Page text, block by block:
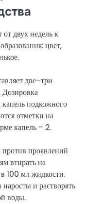
двух недель к
цвет,
две–три
капель подкожного
отметки на
капель – 2.
проявлений
втирать на
100 мл жидкости.
и растворять
воды.